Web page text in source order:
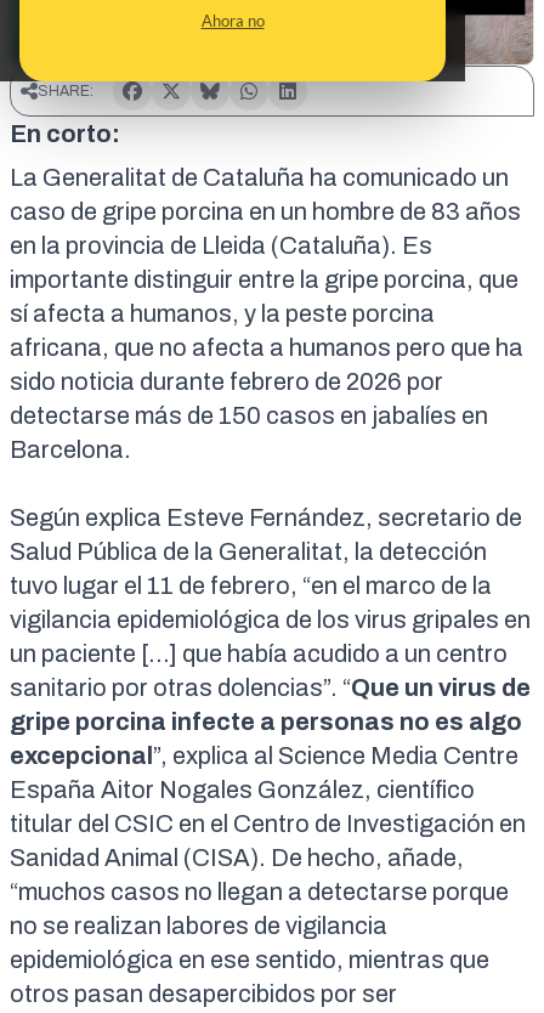
Ahora no
SHARE:
En corto:
La Generalitat de Cataluña ha comunicado un
caso de gripe porcina en un hombre de 83 años
en la provincia de Lleida (Cataluña). Es
importante distinguir entre la gripe porcina, que
sí afecta a humanos, y la peste porcina
africana, que no afecta a humanos pero que ha
sido noticia durante febrero de 2026 por
detectarse más de 150 casos en jabalíes en
Barcelona.
Según explica Esteve Fernández, secretario de
Salud Pública de la Generalitat, la detección
tuvo lugar el 11 de febrero, “en el marco de la
vigilancia epidemiológica de los virus gripales en
un paciente [...] que había acudido a un centro
sanitario por otras dolencias”. “Que un virus de
gripe porcina infecte a personas no es algo
excepcional ”, explica al Science Media Centre
España Aitor Nogales González, científico
titular del CSIC en el Centro de Investigación en
Sanidad Animal (CISA). De hecho, añade,
“muchos casos no llegan a detectarse porque
no se realizan labores de vigilancia
epidemiológica en ese sentido, mientras que
otros pasan desapercibidos por ser